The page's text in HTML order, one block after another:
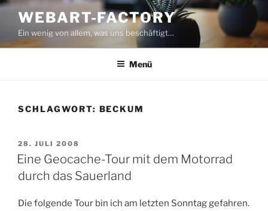
Zum
Inhalt
springen
WEBART-FACTORY
Ein wenig von allem, was uns beschäftigt…
Menü
SCHLAGWORT: BECKUM
VERÖFFENTLICHT
AM
28. JULI 2008
Eine Geocache-Tour mit dem Motorrad
durch das Sauerland
Die folgende Tour bin ich am letzten Sonntag gefahren.